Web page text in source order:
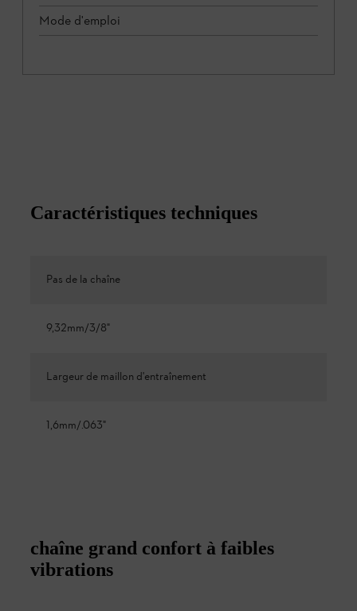
Mode d'emploi
Caractéristiques techniques
Pas de la chaîne
9,32mm/3/8"
Largeur de maillon d'entraînement
1,6mm/.063"
chaîne grand confort à faibles
vibrations